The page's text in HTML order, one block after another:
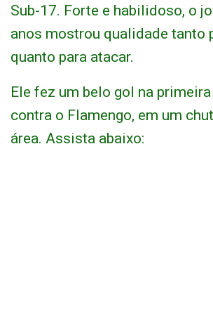
Sub-17. Forte e habilidoso, o
anos mostrou qualidade tanto
quanto para atacar.
Ele fez um belo gol na
contra o Flamengo, em um
área. Assista abaixo: